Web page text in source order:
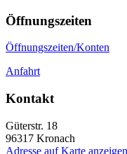
Öffnungszeiten
Öffnungszeiten/Konten
Anfahrt
Kontakt
Güterstr. 18
96317 Kronach
Adresse auf Karte anzeigen